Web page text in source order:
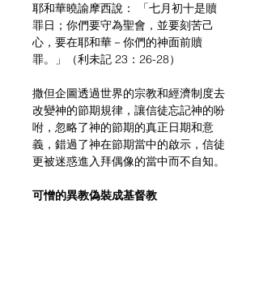
耶和華曉諭摩西說： 「七月初十是贖
罪日；你們要守為聖會，並要刻苦己
心，要在耶和華－你們的神面前贖
罪。」（利未記 23：26-28）
撒但企圖透過世界的宗教和經濟制度去
改變神的節期規律，讓信徒忘記神的吩
咐，忽略了神的節期的真正日期和意
義，錯過了神在節期當中的啟示，信徒
更被迷惑進入拜偶像的當中而不自知。
可憎的異教偽裝成基督教